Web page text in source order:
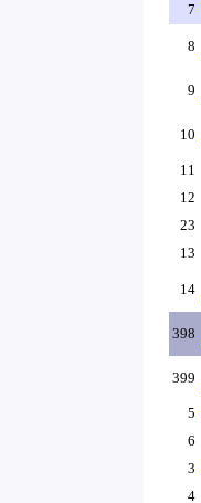
7
8
9
10
11
12
23
13
14
398
399
5
6
3
4